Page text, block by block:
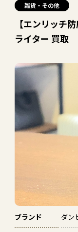
雑貨・その他
【エンリッチ
ライター 買取
ブランド ダン